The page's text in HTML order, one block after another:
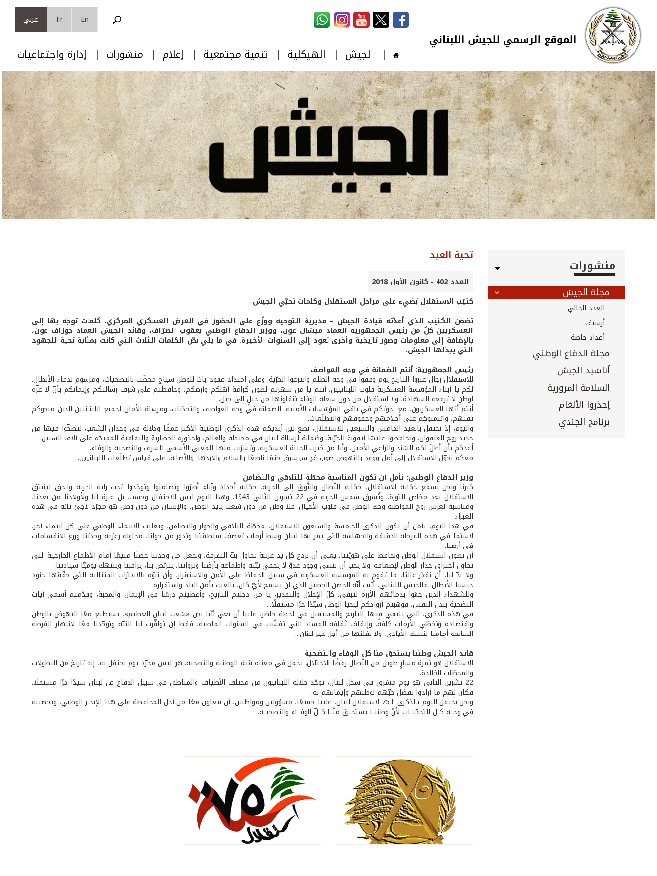
تجاوز إلى المحتوى الرئيسي
Skip to navigation
En
Fr عربي
الجيش الهيكلية تنمية مجتمعية إعلام منشورات إدارة واجتماعيات
منشورات
مجلة الجيش
العدد الحالي
أرشيف
أعداد خاصة
مجلة الدفاع الوطني
أناشيد الجيش
السلامة المرورية
إحذروا الألغام
برنامج الجندي
تحية العيد
العدد 402 - كانون الأول 2018
كتيّب الاستقلال يُضيء على مراحل الاستقلال وكلمات تحيّي الجيش
تضمّن الكتيّب الذي أعدّته قيادة الجيش – مديرية التوجيه ووزّع على الحضور في العرض العسكري المركزي، كلمات توجّه بها إلى
العسكريين كلٌ من رئيس الجمهورية العماد ميشال عون، ووزير الدفاع الوطني يعقوب الصرّاف، وقائد الجيش العماد جوزاف عون،
بالإضافة إلى معلومات وصوَر تاريخية وأخرى تعود إلى السنوات الأخيرة. في ما يلي نصّ الكلمات الثلاث التي كانت بمثابة تحية للجهود
التي يبذلها الجيش.
رئيس الجمهورية: أنتم الضمانة في وجه العواصف
للاستقلال رجال عبروا التاريخ يوم وقفوا في وجه الظلم وانتزعوا الحرّية. وعلى امتداد عقود بات للوطن سياج مخضّب بالتضحيات، ومرسوم بدماء الأبطال.
لكم يا أبناء المؤسّسة العسكرية قلوب اللبنانيين، أنتم يا من سهرتم لصون كرامة أهلكم وأرضكم، وحافظتم على شرف رسالتكم وإيمانكم بأنّ لا عزّة
لوطنٍ لا ترفعه الشهادة، ولا استقلال من دون شعلة الوفاء تنقلونها من جيلٍ إلى جيل.
أنتم أيّها العسكريون، مع إخوتكم في باقي المؤسّسات الأمنية، الضمانة في وجه العواصف والتحدّيات، ومرساة الأمان لجميع اللبنانيين الذين منحوكم
ثقتهم، وائتمنوكم على أحلامهم وحقوقهم والتطلّعات.
واليوم، إذ نحتفل بالعيد الخامس والسبعين للاستقلال، نضع بين أيديكم هذه الذكرى الوطنية الأكثر عمقًا ودلالة في وجدان الشعب، لتضخّوا فيها من
جديد روح العنفوان، وتحافظوا عليها أيقونة للحرّية، وضمانة لرسالة لبنان في محيطه والعالم، ولجذوره الحضارية والثقافية الممتدّة على آلاف السنين.
أعدكم بأن أظلّ لكم السّند والراعي الأمين، وأنا من خبرت الحياة العسكرية، وتشرّبت منها المعنى الأسمى للشرف والتضحية والوفاء.
معكم نحوّل الاستقلال إلى أمل ووعد بالنهوض صوب غدٍ سيشرق حتمًا ناصعًا بالسلام والازدهار والأصالة، على قياس تطلّعات اللبنانيين.
وزير الدفاع الوطني: نأمل أن تكون المناسبة محطّة للتلاقي والتضامن
كبرنا ونحن نسمع حكاية الاستقلال، حكاية النّضال والتَّوق إلى الحرية، حكاية أجداد وآباء أصرّوا وتضامنوا وتوحّدوا تحت راية الحرية والحق لينبثق
الاستقلال بعد مخاض الثورة، وتُشرق شمس الحرية في 22 تشرين الثاني 1943. وهذا اليوم ليس للاحتفال وحسب، بل عبرة لنا ولأولادنا من بعدنا،
ومناسبة لغرس روح المواطنة وحبّ الوطن في قلوب الأجيال. فلا وطن من دون شعب يريد الوطن، والإنسان من دون وطن هو مجرّد لاجئ تائه في هذه
الغبراء.
في هذا اليوم، نأمل أن تكون الذكرى الخامسة والسبعون للاستقلال، محطّة للتلاقي والحوار والتضامن، وتغليب الانتماء الوطني على كل انتماء آخر،
لاسيّما في هذه المرحلة الدقيقة والحسّاسة التي يمر بها لبنان وسط أزمات تعصف بمنطقتنا وتدور من حولنا، محاولة زعزعة وحدتنا وزرع الانقسامات
في أرضنا.
أن نصون استقلال الوطن ونحافظ على هويّتنا، يعني أن نردع كل يد غريبة تحاول بثّ التفرقة، ونجعل من وحدتنا حصنًا منيعًا أمام الأطماع الخارجية التي
تحاول اختراق جدار الوطن لإضعافه. ولا يجب أن ننسى وجود عدوّ لا يخفي نيّته وأطماعه بأرضنا وثرواتنا، يتربّص بنا، يراقبنا وينتهك يوميًّا سيادتنا.
ولا بدّ لنا، أن نقدّر عاليًا، ما تقوم به المؤسسة العسكرية في سبيل الحفاظ على الأمن والاستقرار، وأن ننوّه بالانجازات المتتالية التي حقّقها جنود
جيشنا الأبطال. فالجيش اللبناني، أثبت أنّه الحصن الحصين الذي لن يسمح لأيّ كان، بالعبث بأمن البلد واستقراره.
وللشهداء الذين حمَوا بدمائهم الأرزة لتبقى، كلّ الإجلال والتقدير، يا من دخلتم التاريخ، وأعطيتم درسًا في الإيمان والمحبة، وقدّمتم أسمى آيات
التضحية ببذل النفس، فوهبتم أرواحكم ليحيا الوطن سيّدًا حرًا مستقلًا...
في هذه الذكرى، التي يلتقي فيها التاريخ والمستقبل في لحظة حاضر، علينا أن نعي أنّنا نحن «شعب لبنان العظيم»، نستطيع معًا النهوض بالوطن
واقتصاده وتخطّي الأزمات كافةً، وإيقاف ثقافة الفساد التي تفشّت في السنوات الماضية، فقط إن توافّرت لنا النيّة وتوحّدنا معًا لانتهاز الفرصة
السانحة أمامنا لنشبك الأيادي، ولا نفلتها من أجل خير لبنان...
قائد الجيش وطننا يستحقّ منّا كل الوفاء والتضحية
الاستقلال هو ثمرة مسارٍ طويل من النّضال رفضًا للاحتلال، يحمل في معناه قيمَ الوطنية والتضحية. هو ليس مجرّد يوم نحتفل به، إنه تاريخ من البطولات
والمحطّات الخالدة.
22 تشرين الثاني هو يوم مشرق في سجل لبنان، توحّد خلاله اللبنانيون من مختلف الأطياف والمناطق في سبيل الدفاع عن لبنان سيدًا حرًا مستقلًا،
فكان لهم ما أرادوا بفضل حبّهم لوطنهم وإيمانهم به.
ونحن نحتفل اليوم بالذكرى الـ75 لاستقلال لبنان، علينا جميعًا، مسؤولين ومواطنين، أن نتعاون معًا من أجل المحافظة على هذا الإنجاز الوطني، وتحصينه
في وجــه كــل التحدّيــات لأنّ وطننــا يستحــق منّــا كــلّ الوفــاء والتضحيــة.